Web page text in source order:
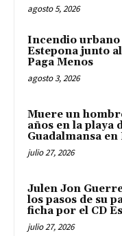
agosto 5, 2026
Incendio urbano
Estepona junto
Paga Menos
agosto 3, 2026
Muere un
años en la playa
Guadalmansa en
julio 27, 2026
Julen Jon
los pasos de su
ficha por el CD
julio 27, 2026